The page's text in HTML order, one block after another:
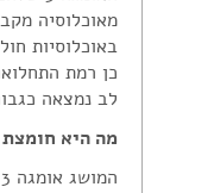
מאוכלוסיה
כן רמת
לב נמצאה
מה היא חומצת